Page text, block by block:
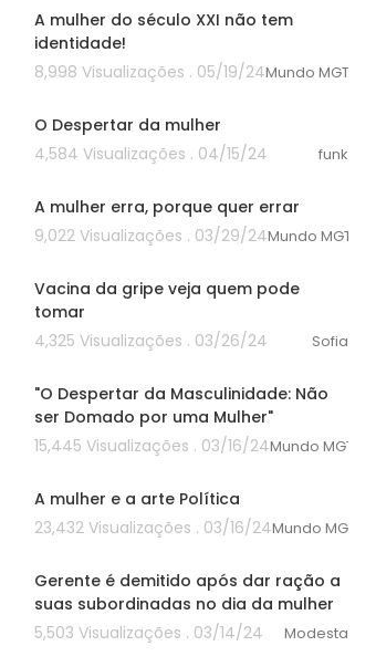
A mulher do século XXI não tem
identidade!
8,998 Visualizações . 05/19/24Mundo MGTOW
O Despertar da mulher
4,584 Visualizações . 04/15/24
funk
A mulher erra, porque quer errar
9,022 Visualizações . 03/29/24Mundo
Vacina da gripe veja quem pode
tomar
4,325 Visualizações . 03/26/24
Sofia
"O Despertar da Masculinidade: Não
ser Domado por uma Mulher"
15,445 Visualizações . 03/16/24Mundo
A mulher e a arte Política
23,432 Visualizações . 03/16/24Mundo
Gerente é demitido após dar ração a
suas subordinadas no dia da mulher
5,503 Visualizações . 03/14/24
Modesta